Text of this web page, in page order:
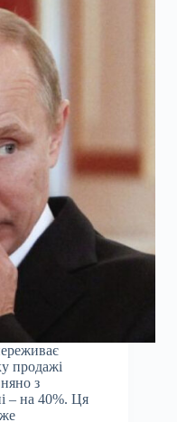
продажі
з
– на 40%. Ця